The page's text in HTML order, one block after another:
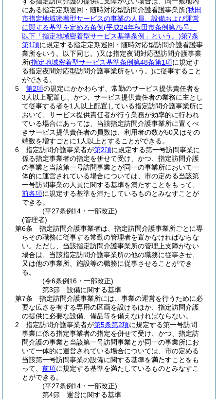
にある指定定期巡回・随時対応型訪問介護看護事業所(秋田
市指定地域密着型サービスの事業の人員、設備および運営
に関する基準を定める条例(平成24年秋田市条例第75号。
以下「指定地域密着型サービス基準条例」という。)第7条
第1項に規定する指定定期巡回・随時対応型訪問介護看護事
業所をいう。以下同じ。)又は指定夜間対応型訪問介護事業
所(指定地域密着型サービス基準条例第48条第1項に規定す
る指定夜間対応型訪問介護事業所をいう。)に従事すること
ができる。
5
第2項の規定にかかわらず、常勤のサービス提供責任者を
3人以上配置し、かつ、サービス提供責任者の業務に主とし
て従事する者を1人以上配置している指定訪問介護事業所に
おいて、サービス提供責任者が行う業務が効率的に行われ
ている場合にあっては、当該指定訪問介護事業所に置くべ
きサービス提供責任者の員数は、利用者の数が50又はその
端数を増すごとに1人以上とすることができる。
6
指定訪問介護事業者が第2項に規定する第一号訪問事業に
係る指定事業者の指定を併せて受け、かつ、指定訪問介護
の事業と当該第一号訪問事業とが同一の事業所において一
体的に運営されている場合については、市の定める当該第
一号訪問事業の人員に関する基準を満たすことをもって、
前各項に規定する基準を満たしているものとみなすことが
できる。
(平27条例14・一部改正)
(管理者)
第6条
指定訪問介護事業者は、指定訪問介護事業所ごとに専
らその職務に従事する常勤の管理者を置かなければならな
い。 ただし、当該指定訪問介護事業所の管理上支障がない
場合は、当該指定訪問介護事業所の他の職務に従事させ、
又は他の事業所、施設等の職務に従事させることができ
る。
(令6条例16・一部改正)
第3節
設備に関する基準
第7条
指定訪問介護事業所には、事業の運営を行うために必
要な広さを有する専用の区画を設けるほか、指定訪問介護
の提供に必要な設備、備品等を備えなければならない。
2
指定訪問介護事業者が第5条第2項に規定する第一号訪問
事業に係る指定事業者の指定を併せて受け、かつ、指定訪
問介護の事業と当該第一号訪問事業とが同一の事業所にお
いて一体的に運営されている場合については、市の定める
当該第一号訪問事業の設備に関する基準を満たすことをも
って、 前項に規定する基準を満たしているものとみなすこ
とができる。
(平27条例14・一部改正)
第4節
運営に関する基準